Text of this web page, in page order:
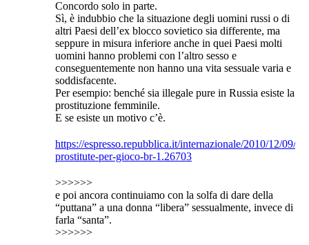
Concordo solo in parte.
Sì, è indubbio che la situazione degli uomini russi o di
altri Paesi dell’ex blocco sovietico sia differente, ma
seppure in misura inferiore anche in quei Paesi molti
uomini hanno problemi con l’altro sesso e
conseguentemente non hanno una vita sessuale varia e
soddisfacente.
Per esempio: benché sia illegale pure in Russia esiste la
prostituzione femminile.
E se esiste un motivo c’è.
https://espresso.repubblica.it/internazionale/2010/12/09/
prostitute-per-gioco-br-1.26703
>>>>>>
e poi ancora continuiamo con la solfa di dare della
“puttana” a una donna “libera” sessualmente, invece di
farla “santa”.
>>>>>>